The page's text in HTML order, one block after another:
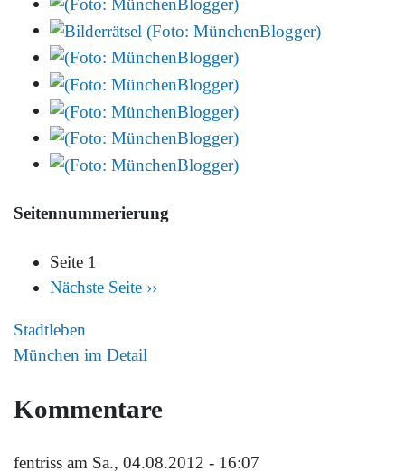
Seitennummerierung
Seite 1
Nächste Seite ››
Stadtleben
München im Detail
Kommentare
fentriss am Sa., 04.08.2012 - 16:07